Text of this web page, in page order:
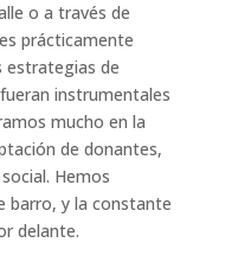
o a través de
prácticamente
estrategias de
instrumentales
mucho en la
de donantes,
Hemos
barro, y la constante
delante.